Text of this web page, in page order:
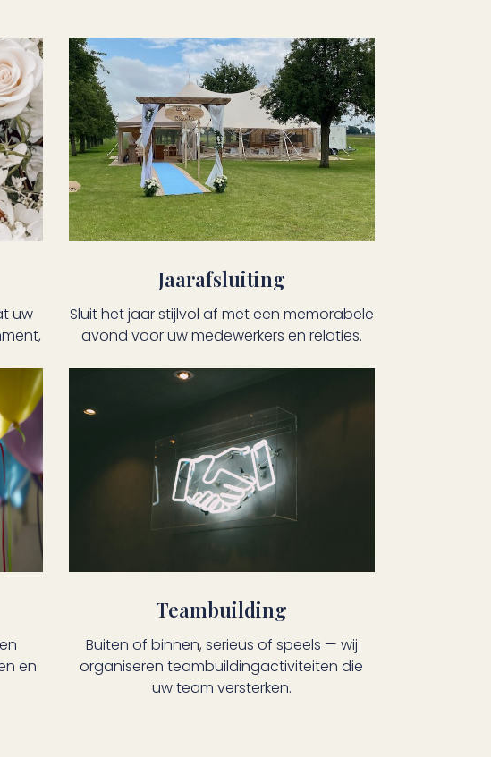
uw
Jaarafsluiting
Sluit het jaar stijlvol af met een memorabele
avond voor uw medewerkers en relaties.
en
Teambuilding
Buiten of binnen, serieus of speels — wij
organiseren teambuildingactiviteiten die
uw team versterken.